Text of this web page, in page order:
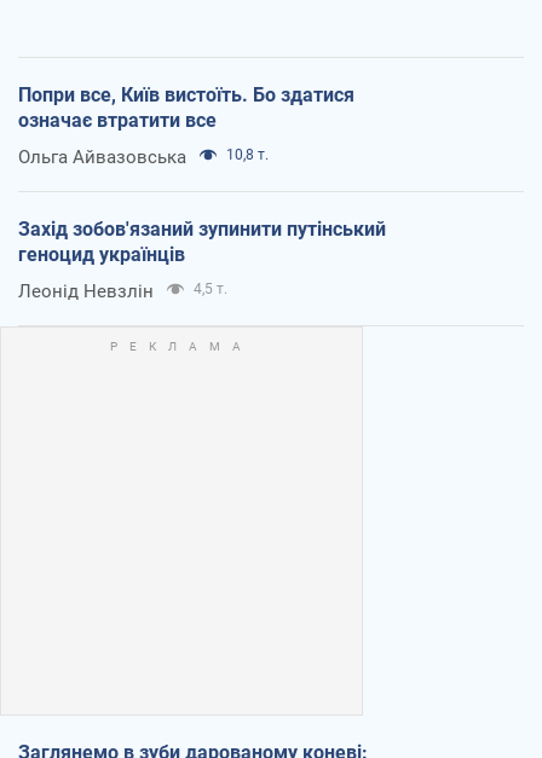
Попри все, Київ вистоїть. Бо здатися
означає втратити все
Ольга Айвазовська 10,8 т.
Захід зобов'язаний зупинити путінський
геноцид українців
Леонід Невзлін 4,5 т.
Заглянемо в зуби дарованому коневі: